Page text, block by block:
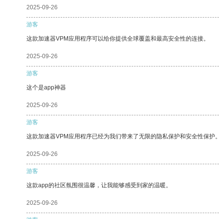
2025-09-26
游客
这款加速器VPM应用程序可以给你提供全球覆盖和最高安全性的连接。
2025-09-26
游客
这个是app神器
2025-09-26
游客
这款加速器VPM应用程序已经为我们带来了无限的隐私保护和安全性保护
2025-09-26
游客
这款app的社区氛围很温馨，让我能够感受到家的温暖。
2025-09-26